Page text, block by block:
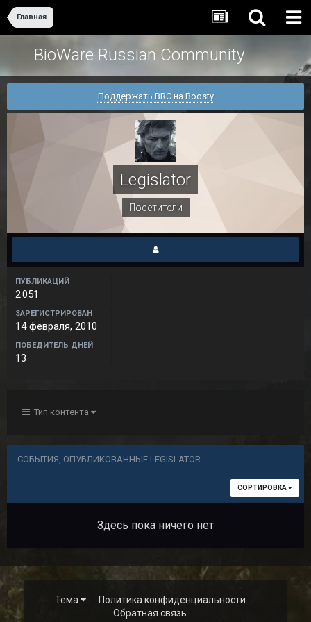
Главная
BioWare Russian Community
Поддержать BRC на Boosty
Legislator
Посетители
ПУБЛИКАЦИЙ
2 051
ЗАРЕГИСТРИРОВАН
14 февраля, 2010
ПОБЕДИТЕЛЬ ДНЕЙ
13
Тип контента
СОБЫТИЯ, ОПУБЛИКОВАННЫЕ LEGISLATOR
СОРТИРОВКА
Здесь пока ничего нет
Тема
Политика конфиденциальности
Обратная связь